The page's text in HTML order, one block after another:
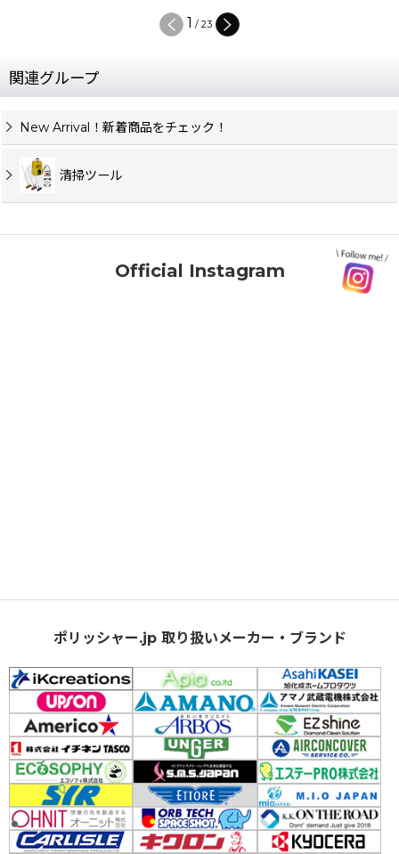
1 / 23
関連グループ
New Arrival！新着商品をチェック！
清掃ツール
Official Instagram
ポリッシャー.jp 取り扱いメーカー・ブランド